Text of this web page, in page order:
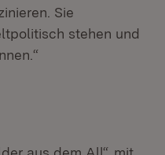
Sie
stehen und